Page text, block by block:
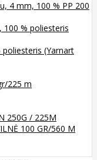
4 mm, 100 % PP 200
100 % poliesteris
(Yarnart
225 m
250G / 225M
100 GR/560 M